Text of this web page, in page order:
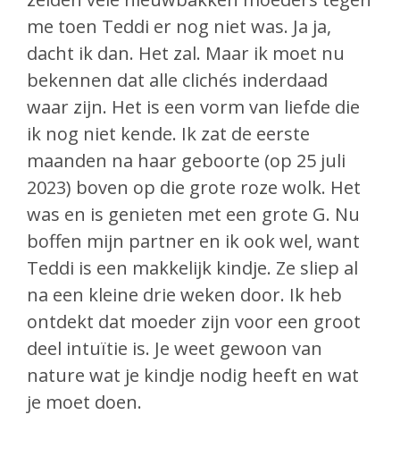
me toen Teddi er nog niet was. Ja ja,
dacht ik dan. Het zal. Maar ik moet nu
bekennen dat alle clichés inderdaad
waar zijn. Het is een vorm van liefde die
ik nog niet kende. Ik zat de eerste
maanden na haar geboorte (op 25 juli
2023) boven op die grote roze wolk. Het
was en is genieten met een grote G. Nu
boffen mijn partner en ik ook wel, want
Teddi is een makkelijk kindje. Ze sliep al
na een kleine drie weken door. Ik heb
ontdekt dat moeder zijn voor een groot
deel intuïtie is. Je weet gewoon van
nature wat je kindje nodig heeft en wat
je moet doen.